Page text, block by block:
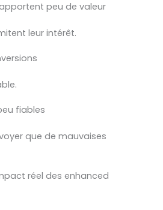
peu de valeur
leur intérêt.
fiables
que de mauvaises
réel des enhanced